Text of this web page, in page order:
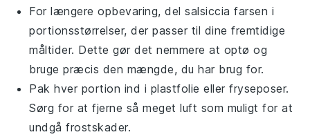
For længere opbevaring, delsalsiccia farsen i
portionsstørrelser, der passer til dine fremtidige
måltider. Dette gør det nemmere at optø og
bruge præcis den mængde, du har brug for.
Pak hver portion ind i plastfolie eller fryseposer.
Sørg for at fjerne så meget luft som muligt for at
undgå frostskader.